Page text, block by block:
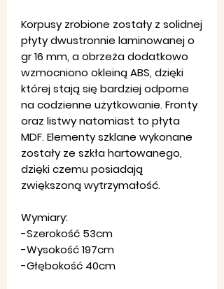
Korpusy zrobione zostały z solidnej
płyty dwustronnie laminowanej o
gr 16 mm, a obrzeża dodatkowo
wzmocniono okleiną ABS, dzięki
której stają się bardziej odporne
na codzienne użytkowanie. Fronty
oraz listwy natomiast to płyta
MDF. Elementy szklane wykonane
zostały ze szkła hartowanego,
dzięki czemu posiadają
zwiększoną wytrzymałość.
Wymiary:
-Szerokość 53cm
-Wysokość 197cm
-Głębokość 40cm